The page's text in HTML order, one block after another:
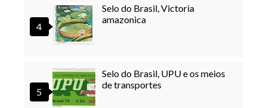
Selo do Brasil, Victoria
amazonica
Selo do Brasil, UPU e os meios
de transportes